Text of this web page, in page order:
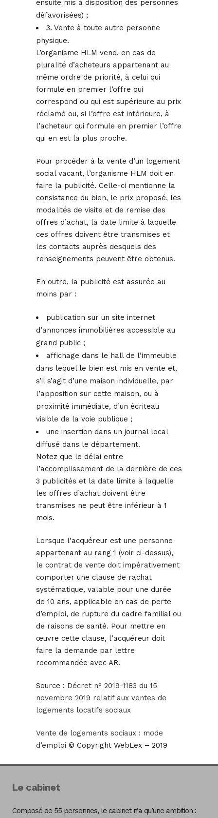
ensuite mis à disposition des personnes
défavorisées) ;
3. Vente à toute autre personne
physique.
L’organisme HLM vend, en cas de
pluralité d’acheteurs appartenant au
même ordre de priorité, à celui qui
formule en premier l’offre qui
correspond ou qui est supérieure au prix
réclamé ou, si l’offre est inférieure, à
l’acheteur qui formule en premier l’offre
qui en est la plus proche.
Pour procéder à la vente d’un logement
social vacant, l’organisme HLM doit en
faire la publicité. Celle-ci mentionne la
consistance du bien, le prix proposé, les
modalités de visite et de remise des
offres d’achat, la date limite à laquelle
ces offres doivent être transmises et
les contacts auprès desquels des
renseignements peuvent être obtenus.
En outre, la publicité est assurée au
moins par :
publication sur un site internet
d’annonces immobilières accessible au
grand public ;
affichage dans le hall de l’immeuble
dans lequel le bien est mis en vente et,
s’il s’agit d’une maison individuelle, par
l’apposition sur cette maison, ou à
proximité immédiate, d’un écriteau
visible de la voie publique ;
une insertion dans un journal local
diffusé dans le département.
Notez que le délai entre
l’accomplissement de la dernière de ces
3 publicités et la date limite à laquelle
les offres d’achat doivent être
transmises ne peut être inférieur à 1
mois.
Lorsque l’acquéreur est une personne
appartenant au rang 1 (voir ci-dessus),
le contrat de vente doit impérativement
comporter une clause de rachat
systématique, valable pour une durée
de 10 ans, applicable en cas de perte
d’emploi, de rupture du cadre familial ou
de raisons de santé. Pour mettre en
œuvre cette clause, l’acquéreur doit
faire la demande par lettre
recommandée avec AR.
Source : Décret n° 2019-1183 du 15
novembre 2019 relatif aux ventes de
logements locatifs sociaux
Vente de logements sociaux : mode
d’emploi © Copyright WebLex – 2019
Le cabinet
Composé de 55 personnes, le cabinet n’a qu’une ambition :